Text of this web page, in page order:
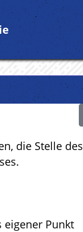
die Stelle des
eigener Punkt